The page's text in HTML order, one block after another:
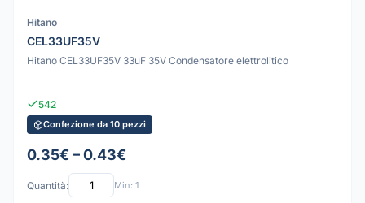
Hitano
CEL33UF35V
Hitano CEL33UF35V 33uF 35V Condensatore elettrolitico
542
Confezione da 10 pezzi
0.35€ – 0.43€
Quantità: Min: 1